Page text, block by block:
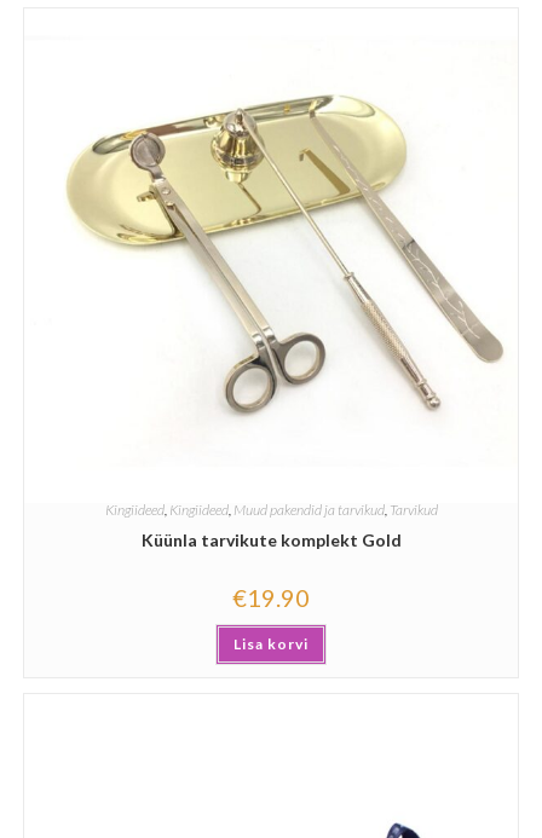
Kingiideed, Kingiideed, Muud pakendid ja tarvikud, Tarvikud
Küünla tarvikute komplekt Gold
€19.90
Lisa korvi